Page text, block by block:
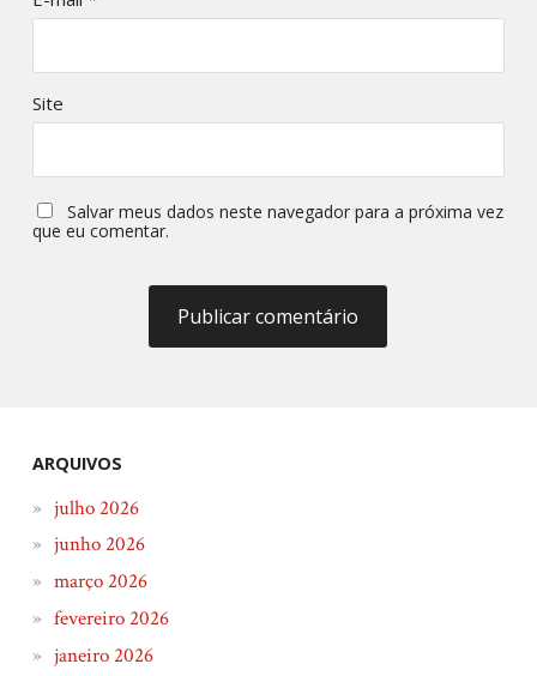
Site
Salvar meus dados neste navegador para a próxima vez
que eu comentar.
ARQUIVOS
julho 2026
junho 2026
março 2026
fevereiro 2026
janeiro 2026